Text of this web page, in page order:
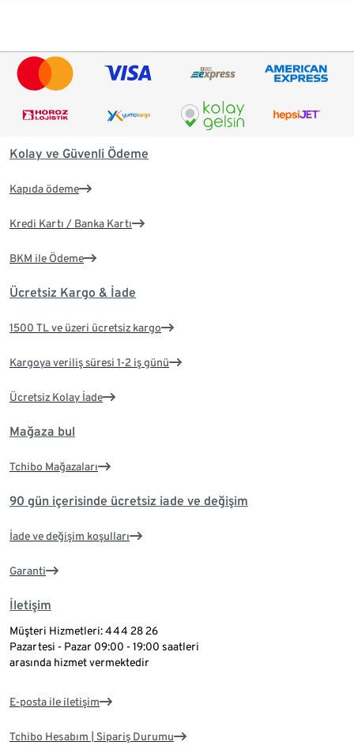
Kolay ve Güvenli Ödeme
Kapıda ödeme
Kredi Kartı / Banka Kartı
BKM ile Ödeme
Ücretsiz Kargo & İade
1500 TL ve üzeri ücretsiz kargo
Kargoya veriliş süresi 1-2 iş günü
Ücretsiz Kolay İade
Mağaza bul
Tchibo Mağazaları
90 gün içerisinde ücretsiz iade ve değişim
İade ve değişim koşulları
Garanti
İletişim
Müşteri Hizmetleri: 444 28 26
Pazartesi - Pazar 09:00 - 19:00 saatleri
arasında hizmet vermektedir
E-posta ile iletişim
Tchibo Hesabım | Sipariş Durumu